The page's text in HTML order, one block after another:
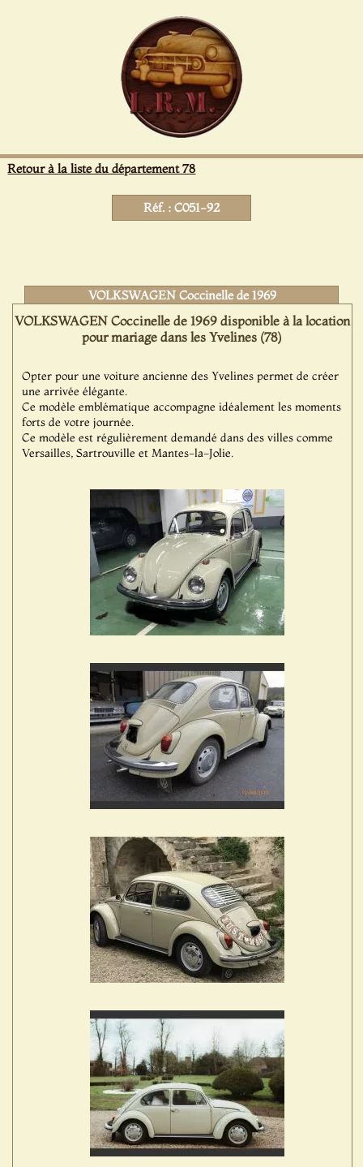
Retour à la liste du département 78
Réf. : C051-92
VOLKSWAGEN Coccinelle de 1969
VOLKSWAGEN Coccinelle de 1969 disponible à la location
pour mariage dans les Yvelines (78)
Opter pour une voiture ancienne des Yvelines permet de créer
une arrivée élégante.
Ce modèle emblématique accompagne idéalement les moments
forts de votre journée.
Ce modèle est régulièrement demandé dans des villes comme
Versailles, Sartrouville et Mantes-la-Jolie.